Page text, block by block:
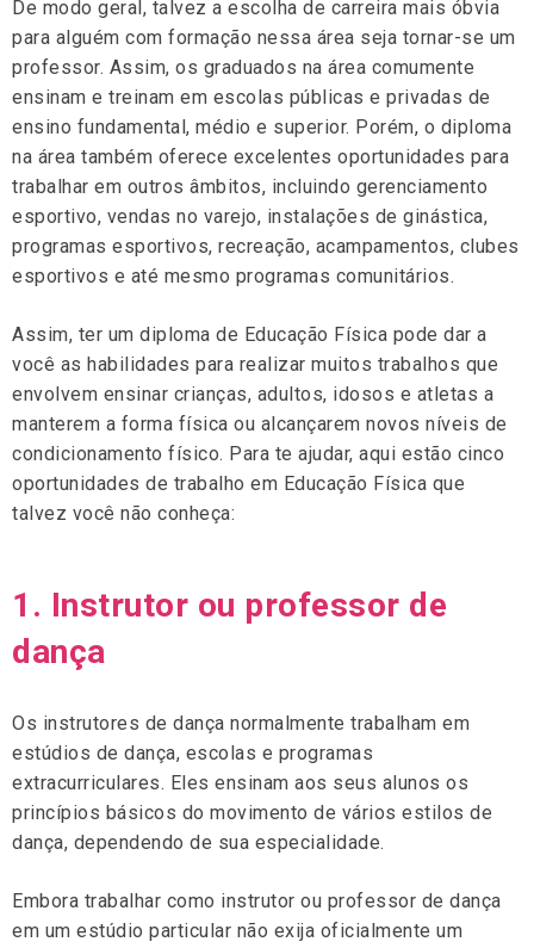
De modo geral, talvez a escolha de carreira mais óbvia
para alguém com formação nessa área seja tornar-se um
professor. Assim, os graduados na área comumente
ensinam e treinam em escolas públicas e privadas de
ensino fundamental, médio e superior. Porém, o diploma
na área também oferece excelentes oportunidades para
trabalhar em outros âmbitos, incluindo gerenciamento
esportivo, vendas no varejo, instalações de ginástica,
programas esportivos, recreação, acampamentos, clubes
esportivos e até mesmo programas comunitários.
Assim, ter um diploma de Educação Física pode dar a
você as habilidades para realizar muitos trabalhos que
envolvem ensinar crianças, adultos, idosos e atletas a
manterem a forma física ou alcançarem novos níveis de
condicionamento físico. Para te ajudar, aqui estão cinco
oportunidades de trabalho em Educação Física que
talvez você não conheça:
1. Instrutor ou professor de
dança
Os instrutores de dança normalmente trabalham em
estúdios de dança, escolas e programas
extracurriculares. Eles ensinam aos seus alunos os
princípios básicos do movimento de vários estilos de
dança, dependendo de sua especialidade.
Embora trabalhar como instrutor ou professor de dança
em um estúdio particular não exija oficialmente um